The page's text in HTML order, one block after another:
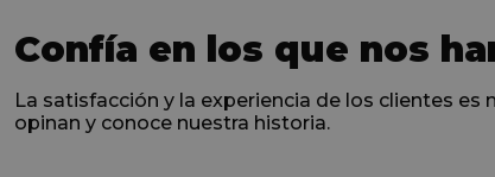
Confía en los que nos
La satisfacción y la experiencia de los clientes es
opinan y conoce nuestra historia.